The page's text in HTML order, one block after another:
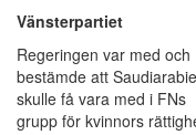
Vänsterpartiet
Regeringen var med och
bestämde att
skulle få vara med i FNs
grupp för kvinnors